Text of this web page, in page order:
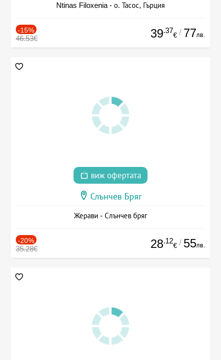
Ntinas Filoxenia - о. Тасос, Гърция
-15%
46.53€ 39.37
€ / 77лв.
виж офертата
Слънчев Бряг
Жерави - Слънчев бряг
-20%
35.28€ 28.12
€ / 55лв.